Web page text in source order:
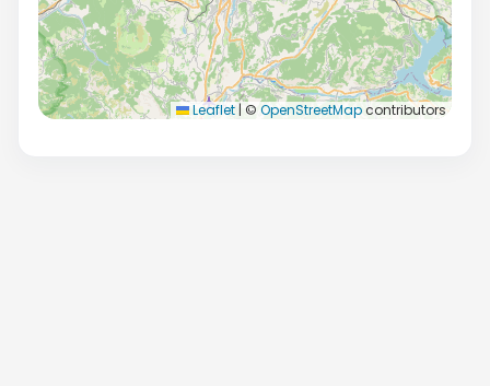
Leaflet | © OpenStreetMapcontributors